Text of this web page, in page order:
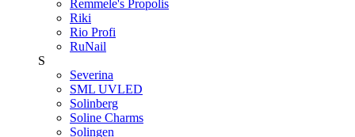
Remmele's Propolis
Riki
Rio Profi
RuNail
S
Severina
SML UVLED
Solinberg
Soline Charms
Solingen